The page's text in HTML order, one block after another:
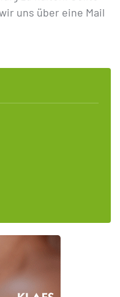
uns über eine Mail